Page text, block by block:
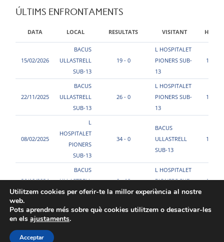
ÚLTIMS ENFRONTAMENTS
DATA LOCAL RESULTATS VISITANT HORA
15/02/2026
BACUS
ULLASTRELL
SUB-13
19 - 0
L HOSPITALET
PIONERS SUB-
13
13:00
22/11/2025
BACUS
ULLASTRELL
SUB-13
26 - 0
L HOSPITALET
PIONERS SUB-
13
14:30
08/02/2025
L
HOSPITALET
PIONERS
SUB-13
34 - 0
BACUS
ULLASTRELL
SUB-13
16:30
26/10/2024
BACUS
ULLASTRELL
SUB-13
0 - 18
L HOSPITALET
PIONERS SUB-
13
16:50
Utilitzem cookies per oferir-te la millor experiència al nostre
web.
Pots aprendre més sobre què cookies utilitzem o desactivar-les
en els ajustaments.
Acceptar